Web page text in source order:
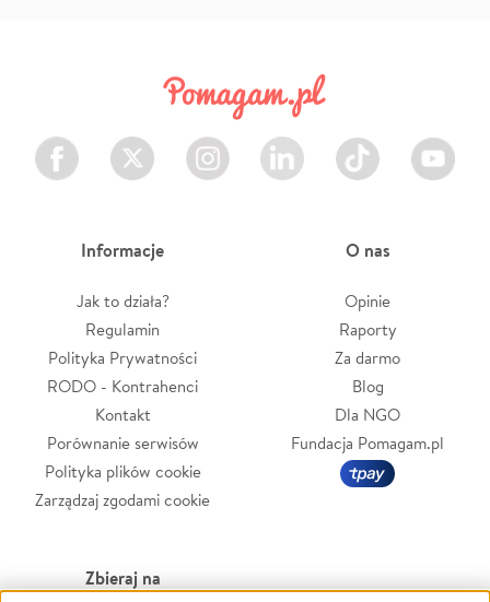
Facebook Twitter Instagram LinkedIn TikTok Youtube
Informacje
Jak to działa?
Regulamin
Polityka Prywatności
RODO - Kontrahenci
Kontakt
Porównanie serwisów
Polityka plików cookie
Zarządzaj zgodami cookie
O nas
Opinie
Raporty
Za darmo
Blog
Dla NGO
Fundacja Pomagam.pl
Zbieraj na